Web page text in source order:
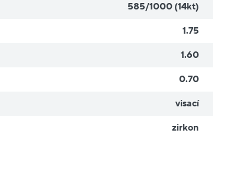
585/1000 (14kt)
1.75
1.60
0.70
visací
zirkon